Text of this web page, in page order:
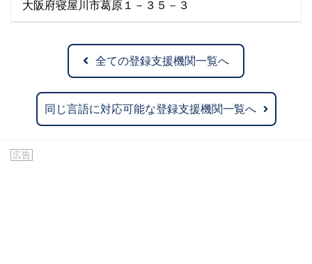
大阪府寝屋川市葛原１－３５－３
全ての登録支援機関一覧へ
同じ言語に対応可能な登録支援機関一覧へ
広告